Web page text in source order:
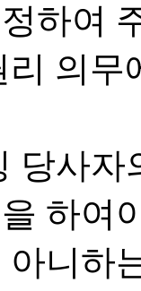
하여
의
당사자
하여
아니하